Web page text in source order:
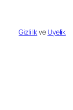
Gizlilikve Uyelik